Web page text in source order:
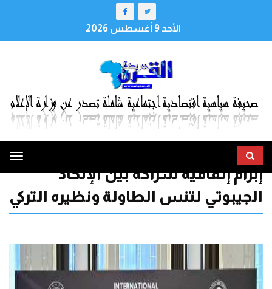
الأحد 9 أغسطس 2026
إبرام إتفاقية شراكة بين الإتحاد
الجيبوتي لتنس الطاولة ونظيره التركي